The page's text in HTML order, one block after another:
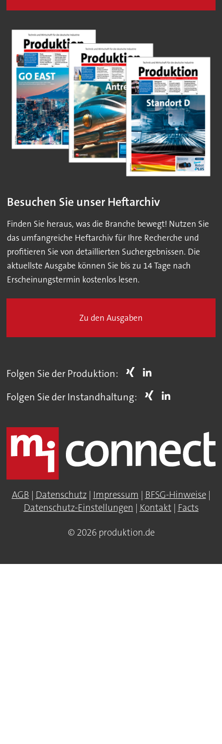
Besuchen Sie unser Heftarchiv
Finden Sie heraus, was die Branche bewegt! Nutzen Sie
das umfangreiche Heftarchiv für Ihre Recherche und
profitieren Sie von detaillierten Suchergebnissen. Die
aktuellste Ausgabe können Sie bis zu 14 Tage nach
Erscheinungstermin kostenlos lesen.
Zu den Ausgaben
Folgen Sie der Produktion:
Folgen Sie der Instandhaltung:
AGB | Datenschutz| Impressum | BFSG-Hinweise|
Datenschutz-Einstellungen | Kontakt| Facts
© 2026 produktion.de